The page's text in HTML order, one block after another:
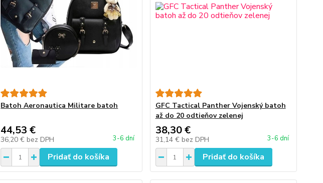
Batoh Aeronautica Militare batoh
44,53 €
36,20 € bez DPH 3-6 dní
Pridať do košíka
GFC Tactical Panther Vojenský batoh
až do 20 odtieňov zelenej
38,30 €
31,14 € bez DPH 3-6 dní
Pridať do košíka